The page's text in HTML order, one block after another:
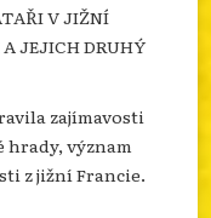
V JIŽNÍ
JEJICH DRUHÝ
zajímavosti
hrady, význam
z jižní Francie.